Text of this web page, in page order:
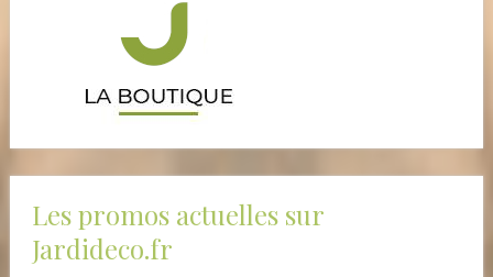
Les promos actuelles sur
Jardideco.fr